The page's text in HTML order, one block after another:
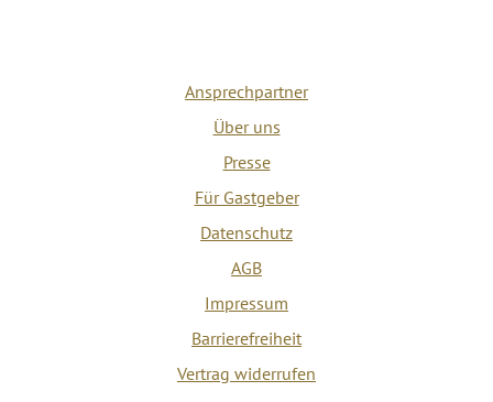
Ansprechpartner
Über uns
Presse
Für Gastgeber
Datenschutz
AGB
Impressum
Barrierefreiheit
Vertrag widerrufen